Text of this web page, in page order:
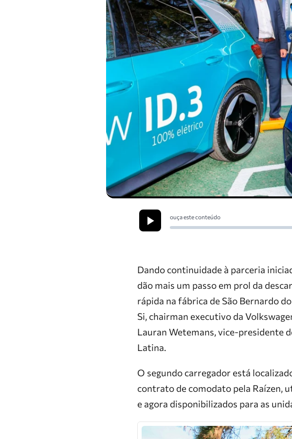
ouça este conteúdo
Dando continuidade à parceria
dão mais um passo em prol da
rápida na fábrica de São Bernardo
Si, chairman executivo da
Lauran Wetemans, vice-presidente
Latina.
O segundo carregador está
contrato de comodato pela Raízen,
e agora disponibilizados para as